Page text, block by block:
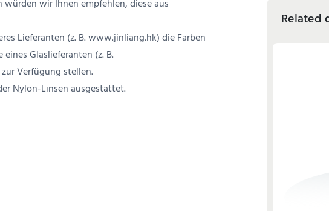
wir Ihnen empfehlen, diese aus
Lieferanten (z. B. www.jinliang.hk) die Farben
Glaslieferanten (z. B.
Verfügung stellen.
Nylon-Linsen ausgestattet.
Related